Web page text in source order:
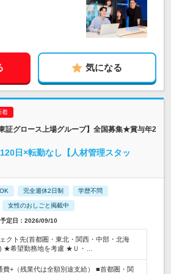
気になる
証グロース上場グループ】全国募集★賞与年2
日×転勤なし【人材管理スタッ
完全週休2日制 学歴不問
女性のおしごと掲載中
定日：2026/09/10
クト先(首都圏・東北・関西・中部・北海
★希望勤務地を考慮 ★Ｕ・…
費+（残業代は全額別途支給） ■首都圏・関